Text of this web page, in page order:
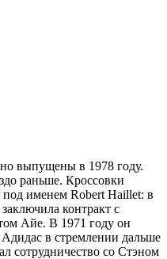
выпущены в 1978 году.
раньше. Кроссовки
именем Robert Haillet: в
контракт с
Айе. В 1971 году он
Адидас в стремлении дальше
сотрудничество со Стэном